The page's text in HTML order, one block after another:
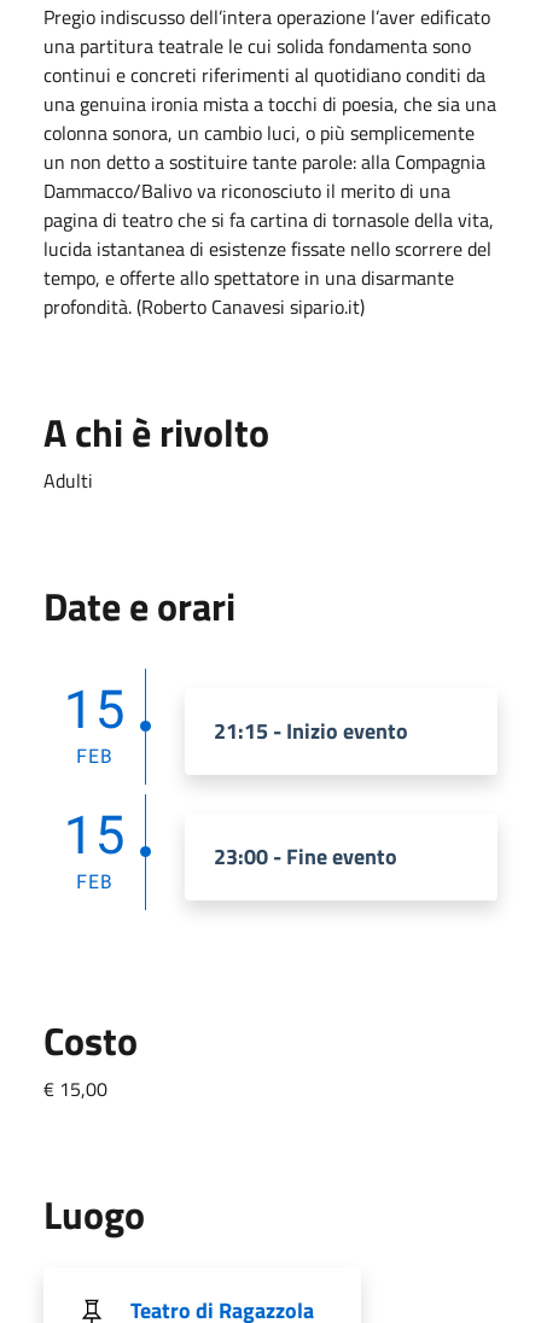
Pregio indiscusso dell’intera operazione l’aver edificato
una partitura teatrale le cui solida fondamenta sono
continui e concreti riferimenti al quotidiano conditi da
una genuina ironia mista a tocchi di poesia, che sia una
colonna sonora, un cambio luci, o più semplicemente
un non detto a sostituire tante parole: alla Compagnia
Dammacco/Balivo va riconosciuto il merito di una
pagina di teatro che si fa cartina di tornasole della vita,
lucida istantanea di esistenze fissate nello scorrere del
tempo, e offerte allo spettatore in una disarmante
profondità. (Roberto Canavesi sipario.it)
A chi è rivolto
Adulti
Date e orari
15
FEB
21:15 - Inizio evento
15
FEB
23:00 - Fine evento
Costo
€ 15,00
Luogo
Teatro di Ragazzola